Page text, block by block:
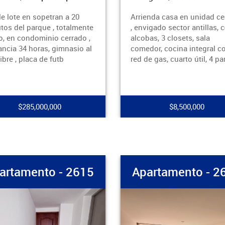
casa en unidad cerrada
sector antillas, con 3
3 closets, sala
cocina integral con
gas, cuarto útil, 4 par
$8,500,000
Vende amplia y hermosa
sector laureles , con 3
closets, alcoba de servicio, 2
salas, comedor
independiente,cocina
$950,000,000
- 2614 Apartamento -